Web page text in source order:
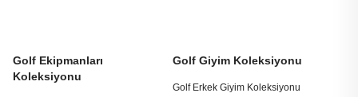
Golf Ekipmanları
Koleksiyonu
Golf Giyim Koleksiyonu
Golf Erkek Giyim Koleksiyonu